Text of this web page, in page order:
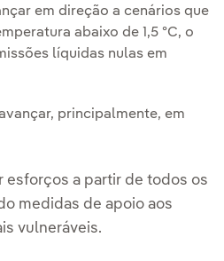
em direção a cenários que
abaixo de 1,5 ºC, o
líquidas nulas em
principalmente, em
esforços a partir de todos os
medidas de apoio aos
vulneráveis.